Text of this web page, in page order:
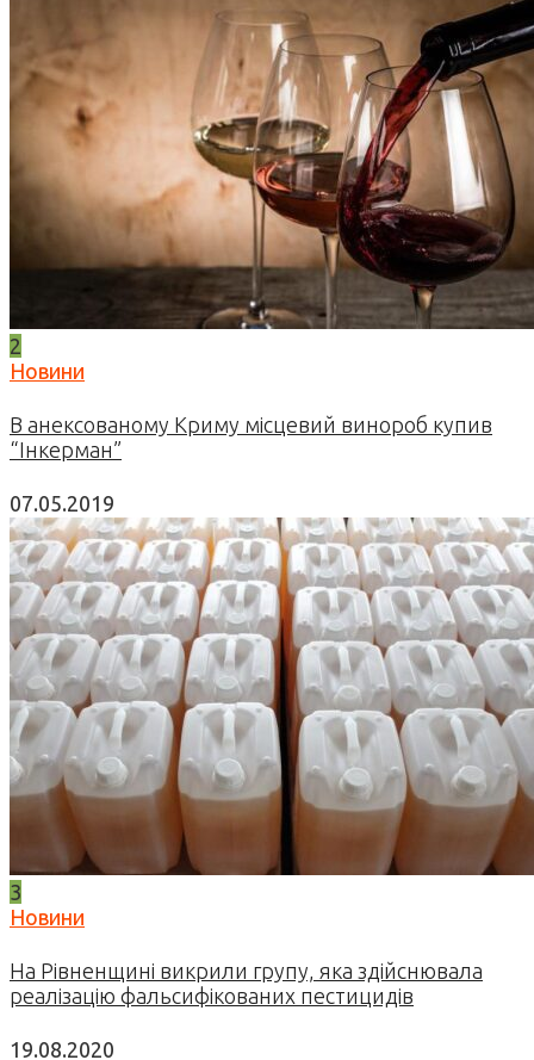
2
Новини
В анексованому Криму місцевий винороб купив
“Інкерман”
07.05.2019
3
Новини
На Рівненщині викрили групу, яка здійснювала
реалізацію фальсифікованих пестицидів
19.08.2020